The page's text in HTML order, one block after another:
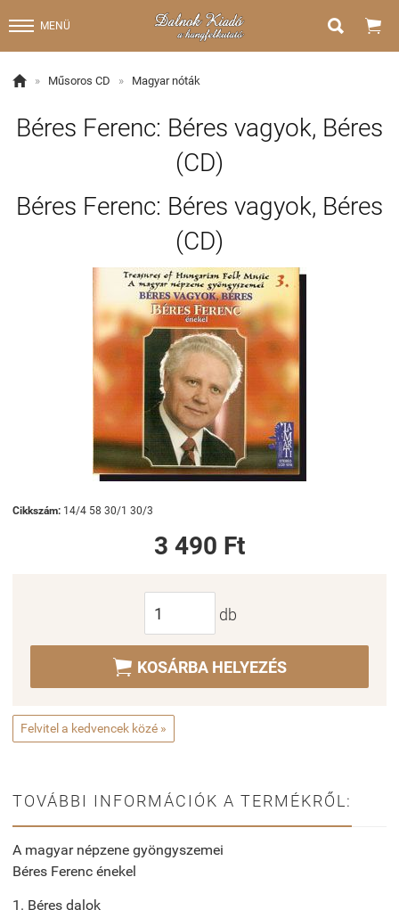
MENÜ  
 » Műsoros CD » Magyar nóták
Béres Ferenc: Béres vagyok, Béres
(CD)
Béres Ferenc: Béres vagyok, Béres
(CD)
Cikkszám: 14/4 58 30/1 30/3
3 490 Ft
db
 KOSÁRBA HELYEZÉS
Felvitel a kedvencek közé »
TOVÁBBI INFORMÁCIÓK A TERMÉKRŐL:
A magyar népzene gyöngyszemei
Béres Ferenc énekel
1. Béres dalok